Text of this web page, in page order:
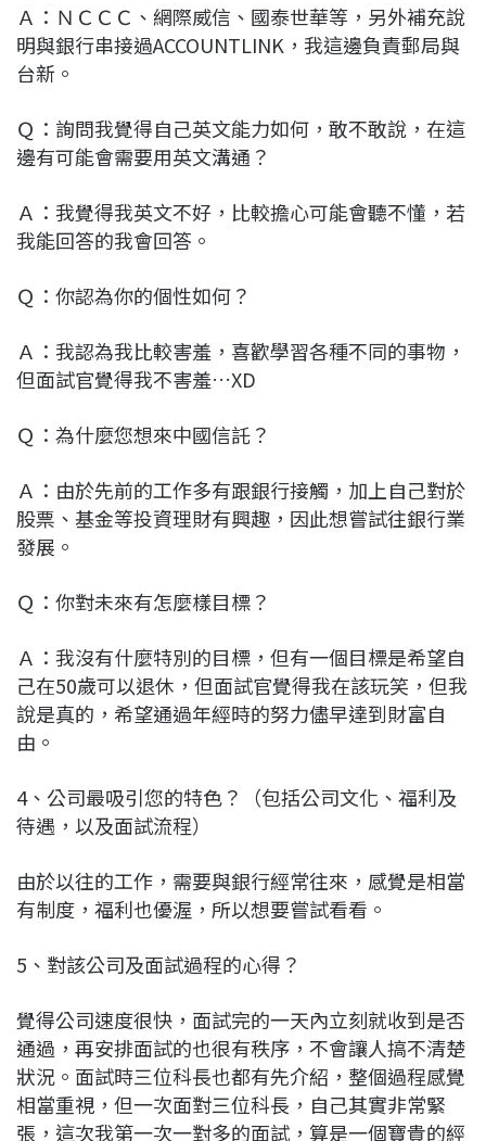
Ａ：ＮＣＣＣ、網際威信、國泰世華等，另外補充說
明與銀行串接過ACCOUNTLINK，我這邊負責郵局與
台新。
Ｑ：詢問我覺得自己英文能力如何，敢不敢說，在這
邊有可能會需要用英文溝通？
Ａ：我覺得我英文不好，比較擔心可能會聽不懂，若
我能回答的我會回答。
Ｑ：你認為你的個性如何？
Ａ：我認為我比較害羞，喜歡學習各種不同的事物，
但面試官覺得我不害羞…XD
Ｑ：為什麼您想來中國信託？
Ａ：由於先前的工作多有跟銀行接觸，加上自己對於
股票、基金等投資理財有興趣，因此想嘗試往銀行業
發展。
Ｑ：你對未來有怎麼樣目標？
Ａ：我沒有什麼特別的目標，但有一個目標是希望自
己在50歲可以退休，但面試官覺得我在該玩笑，但我
說是真的，希望通過年經時的努力儘早達到財富自
由。
4、公司最吸引您的特色？（包括公司文化、福利及
待遇，以及面試流程）
由於以往的工作，需要與銀行經常往來，感覺是相當
有制度，福利也優渥，所以想要嘗試看看。
5、對該公司及面試過程的心得？
覺得公司速度很快，面試完的一天內立刻就收到是否
通過，再安排面試的也很有秩序，不會讓人搞不清楚
狀況。面試時三位科長也都有先介紹，整個過程感覺
相當重視，但一次面對三位科長，自己其實非常緊
張，這次我第一次一對多的面試，算是一個寶貴的經